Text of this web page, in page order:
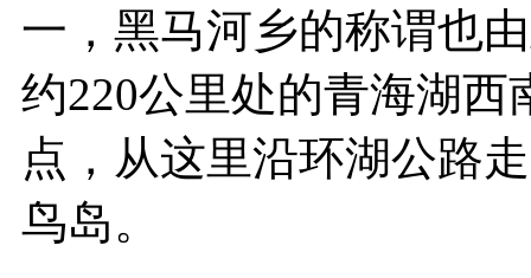
一，黑马河乡的称谓也
约220公里处的青海湖
点，从这里沿环湖公路
鸟岛。